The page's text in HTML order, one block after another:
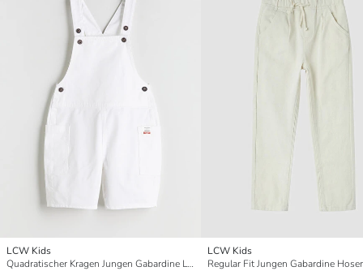
LCW Kids
Quadratischer Kragen Jungen Gabardine Latzhosen
LCW Kids
Regular Fit Jungen Gabardine